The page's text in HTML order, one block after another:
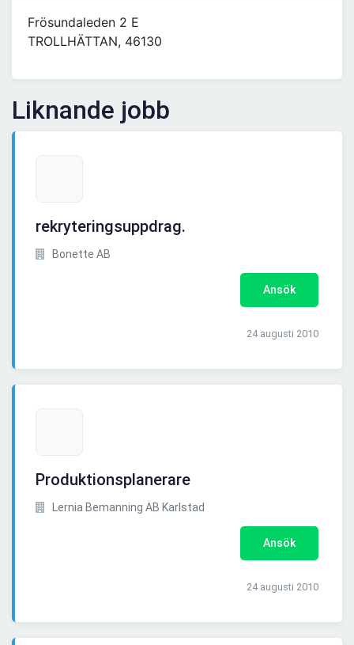
Frösundaleden 2 E
TROLLHÄTTAN, 46130
Liknande jobb
rekryteringsuppdrag.
Bonette AB
Ansök
24 augusti 2010
Produktionsplanerare
Lernia Bemanning AB Karlstad
Ansök
24 augusti 2010